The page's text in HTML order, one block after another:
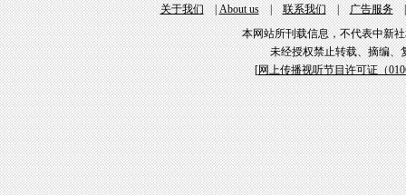
关于我们|About us|联系我们|广告服务
本网站所刊载信息，不代表中新
未经授权禁止转载、摘编、
[网上传播视听节目许可证（